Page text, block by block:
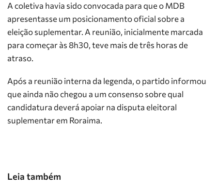
A coletiva havia sido convocada para que o MDB
apresentasse um posicionamento oficial sobre a
eleição suplementar. A reunião, inicialmente marcada
para começar às 8h30, teve mais de três horas de
atraso.
Após a reunião interna da legenda, o partido informou
que ainda não chegou a um consenso sobre qual
candidatura deverá apoiar na disputa eleitoral
suplementar em Roraima.
Leia também